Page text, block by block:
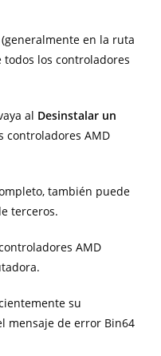
en la ruta
los controladores
al Desinstalar un
controladores AMD
también puede
terceros.
AMD
su
mensaje de error Bin64